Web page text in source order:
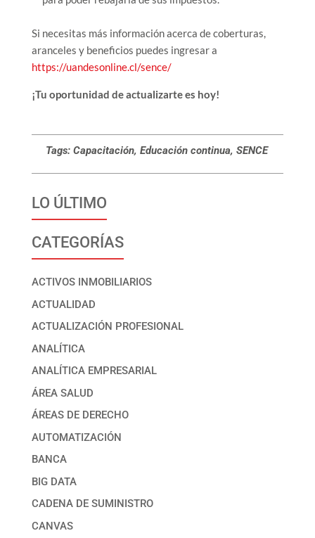
Si necesitas más información acerca de coberturas,
aranceles y beneficios puedes ingresar a
https://uandesonline.cl/sence/
¡Tu oportunidad de actualizarte es hoy!
Tags: Capacitación, Educación continua, SENCE
LO ÚLTIMO
CATEGORÍAS
ACTIVOS INMOBILIARIOS
ACTUALIDAD
ACTUALIZACIÓN PROFESIONAL
ANALÍTICA
ANALÍTICA EMPRESARIAL
ÁREA SALUD
ÁREAS DE DERECHO
AUTOMATIZACIÓN
BANCA
BIG DATA
CADENA DE SUMINISTRO
CANVAS